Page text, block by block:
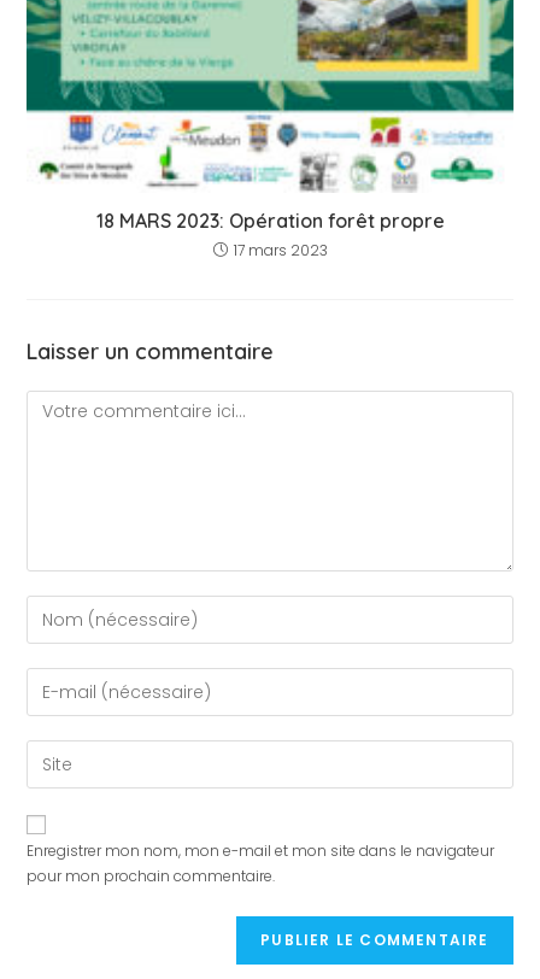
18 MARS 2023: Opération forêt propre
17 mars 2023
Laisser un commentaire
Enregistrer mon nom, mon e-mail et mon site dans le navigateur
pour mon prochain commentaire.